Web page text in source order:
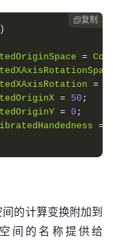
复制
=
=
= 50 ;
= 0 ;
=
的计算变换附加到
间的名称提供给